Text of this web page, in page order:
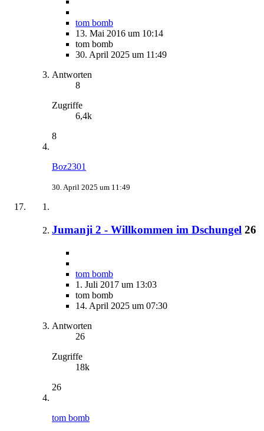
tom bomb
13. Mai 2016 um 10:14
tom bomb
30. April 2025 um 11:49
Antworten
8
Zugriffe
6,4k
8
Boz2301
30. April 2025 um 11:49
Jumanji 2 - Willkommen im Dschungel 26
tom bomb
1. Juli 2017 um 13:03
tom bomb
14. April 2025 um 07:30
Antworten
26
Zugriffe
18k
26
tom bomb